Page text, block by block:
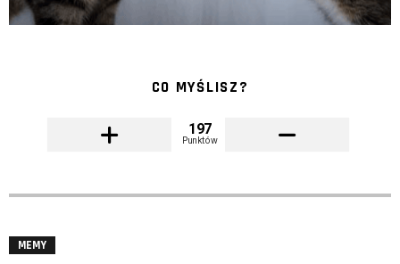
CO MYŚLISZ?
197
Punktów
MEMY